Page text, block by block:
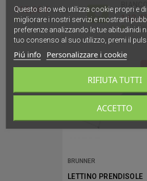
118,66 € 124,90 €
Disponibile
BIANCO
BRUNNER
LETTINO PRENDISOLE
Questo sito web utilizza cookie propri e
migliorare i nostri servizi e mostrarti
preferenze analizzando le tue abitudinidi
tuo consenso al suo utilizzo, premi il
Piú info Personalizzare i cookie
RIFIUTA TUTTI
ACCETTO